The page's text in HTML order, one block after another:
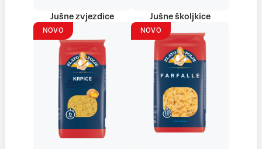
Jušne zvjezdice Jušne školjkice
NOVO NOVO